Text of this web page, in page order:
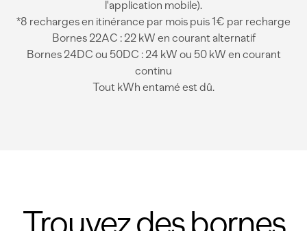
l'application mobile).
*8 recharges en itinérance par mois puis 1€ par recharge
Bornes 22AC : 22 kW en courant alternatif
Bornes 24DC ou 50DC : 24 kW ou 50 kW en courant
continu
Tout kWh entamé est dû.
Trouvez des bornes